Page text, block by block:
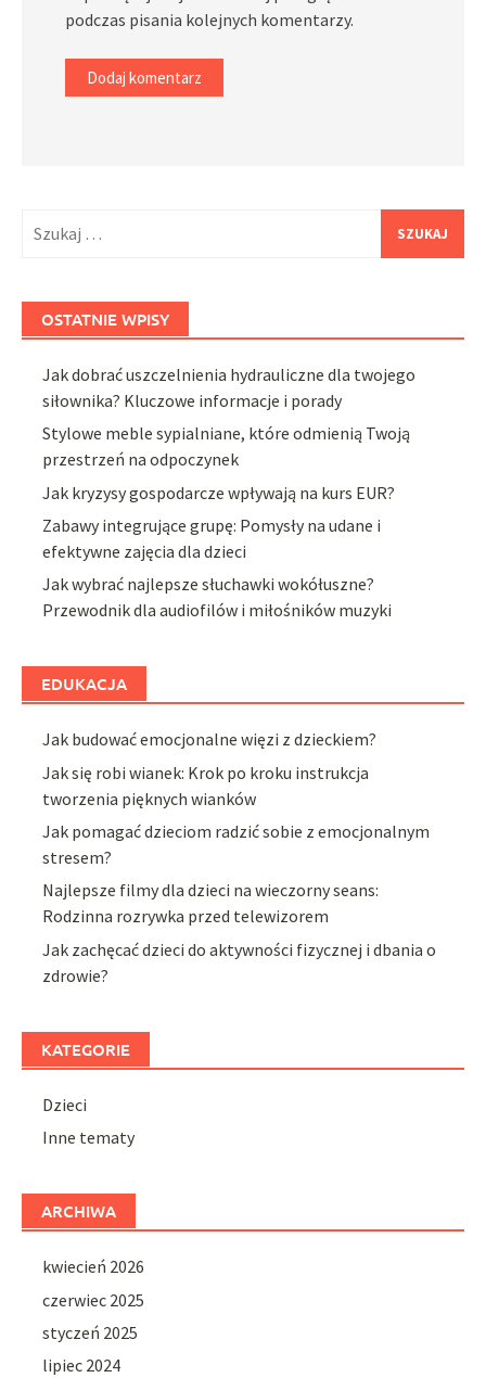
podczas pisania kolejnych komentarzy.
OSTATNIE WPISY
Jak dobrać uszczelnienia hydrauliczne dla twojego
siłownika? Kluczowe informacje i porady
Stylowe meble sypialniane, które odmienią Twoją
przestrzeń na odpoczynek
Jak kryzysy gospodarcze wpływają na kurs EUR?
Zabawy integrujące grupę: Pomysły na udane i
efektywne zajęcia dla dzieci
Jak wybrać najlepsze słuchawki wokółuszne?
Przewodnik dla audiofilów i miłośników muzyki
EDUKACJA
Jak budować emocjonalne więzi z dzieckiem?
Jak się robi wianek: Krok po kroku instrukcja
tworzenia pięknych wianków
Jak pomagać dzieciom radzić sobie z emocjonalnym
stresem?
Najlepsze filmy dla dzieci na wieczorny seans:
Rodzinna rozrywka przed telewizorem
Jak zachęcać dzieci do aktywności fizycznej i dbania o
zdrowie?
KATEGORIE
Dzieci
Inne tematy
ARCHIWA
kwiecień 2026
czerwiec 2025
styczeń 2025
lipiec 2024